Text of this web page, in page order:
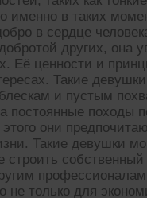
в таких
в сердце
других, она
Её ценности и
Такие
и пустым
постоянные походы
они
Такие девушки
не только для